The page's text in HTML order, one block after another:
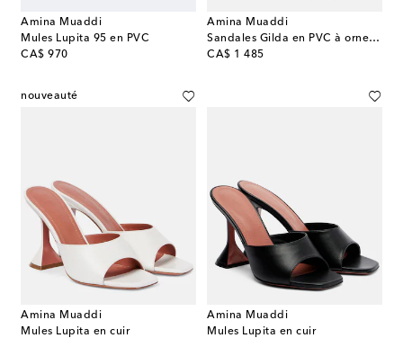
Amina Muaddi
Mules Lupita 95 en PVC
CA$ 970
original price
Amina Muaddi
Sandales Gilda en PVC à ornements
CA$ 1 485
original price
nouveauté
Amina Muaddi
Mules Lupita en cuir
Amina Muaddi
Mules Lupita en cuir